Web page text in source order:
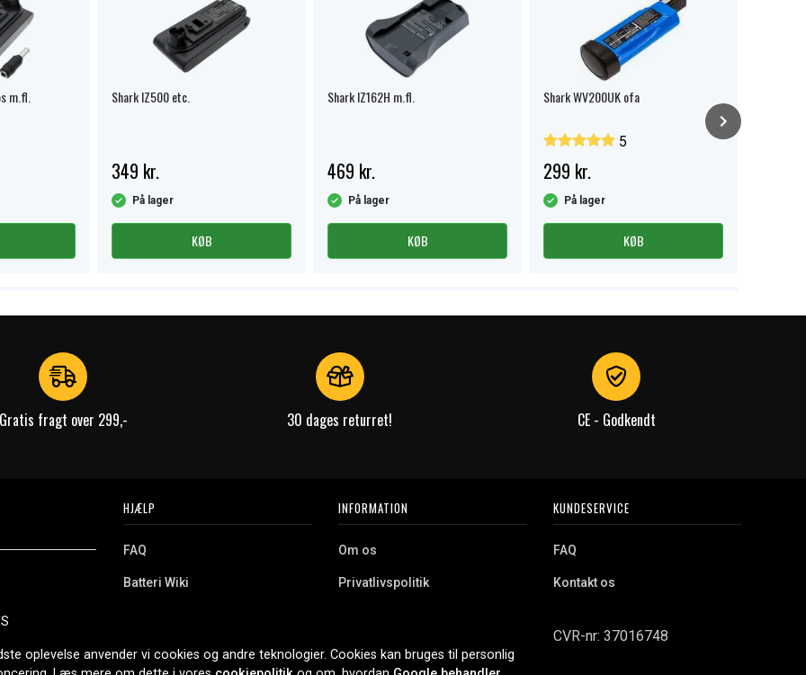
m.fl. Shark IZ500 etc.
349 kr.
På lager
KØB
Shark IZ162H m.fl.
469 kr.
På lager
KØB
Shark WV200UK ofa
5
299 kr.
På lager
KØB
Gratis fragt over 299,- 30 dages returret! CE - Godkendt
Vi tilbyder et
og meget
siden
HJÆLP
FAQ
Batteri Wiki
Erhvervskunde
INFORMATION
Om os
Privatlivspolitik
Cookies
KUNDESERVICE
FAQ
Kontakt os
CVR-nr: 37016748
oplevelse anvender vi cookies og andre teknologier. Cookies kan bruges til personlig